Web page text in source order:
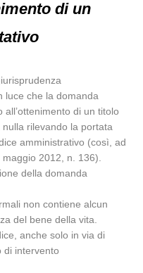
di un
luce che la domanda
di un titolo
rilevando la portata
amministrativo (così, ad
2012, n. 136).
della domanda
non contiene alcun
del bene della vita.
anche solo in via di
di intervento